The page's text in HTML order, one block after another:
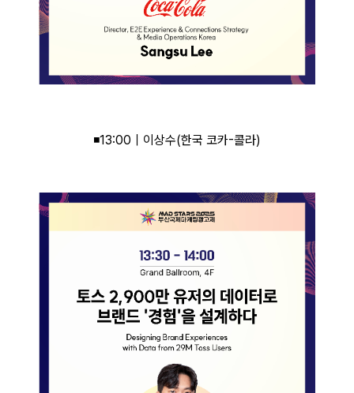
◾13:00｜이상수(한국 코카-콜라)